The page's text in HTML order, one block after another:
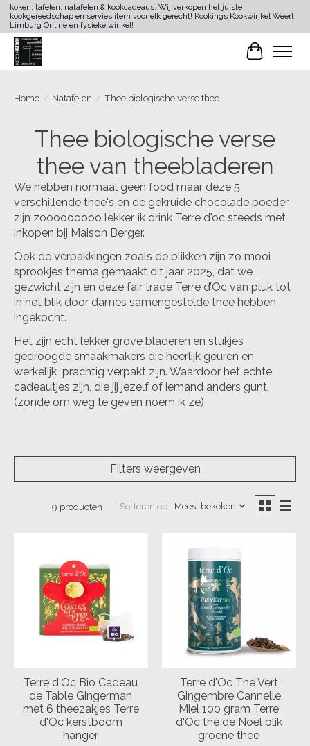
koken, tafelen, natafelen & kookcadeaus. Wij verkopen het juiste
kookgereedschap en servies item voor elk gerecht! Kookings Kookwinkel Weert
Limburg Online en fysieke winkel!
Home / Natafelen / Thee biologische verse thee
Thee biologische verse
thee van theebladeren
We hebben normaal geen food maar deze 5
verschillende thee's en de gekruide chocolade poeder
zijn zooooooooo lekker, ik drink Terre d'oc steeds met
inkopen bij Maison Berger.
Ook de verpakkingen zoals de blikken zijn zo mooi
sprookjes thema gemaakt dit jaar 2025, dat we
gezwicht zijn en deze fair trade Terre d’Oc van pluk tot
in het blik door dames samengestelde thee hebben
ingekocht.
Het zijn echt lekker grove bladeren en stukjes
gedroogde smaakmakers die heerlijk geuren en
werkelijk prachtig verpakt zijn. Waardoor het echte
cadeautjes zijn, die jij jezelf of iemand anders gunt.
(zonde om weg te geven noem ik ze)
Filters weergeven
9 producten Sorteren op Meest bekeken
Terre d'Oc Bio Cadeau
de Table Gingerman
met 6 theezakjes Terre
d'Oc kerstboom
hanger
Terre d'Oc Thé Vert
Gingembre Cannelle
Miel 100 gram Terre
d'Oc thé de Noël blik
groene thee